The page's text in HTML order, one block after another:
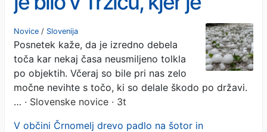
padala izjemno debela
toča (VIDEO)
Novice / Slovenija
Posnetek kaže, da je izredno debela
toča kar nekaj časa neusmiljeno tolkla
po objektih. Včeraj so bile pri nas zelo
močne nevihte s točo, ki so delale škodo po državi.
… · Slovenske novice · 3t
V občini Črnomelj drevo padlo na šotor in